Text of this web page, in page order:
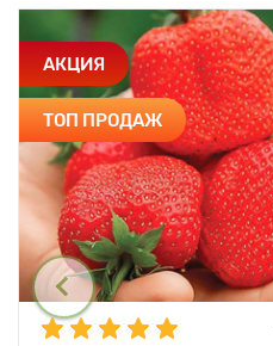
АКЦИЯ
ТОП ПРОДАЖ